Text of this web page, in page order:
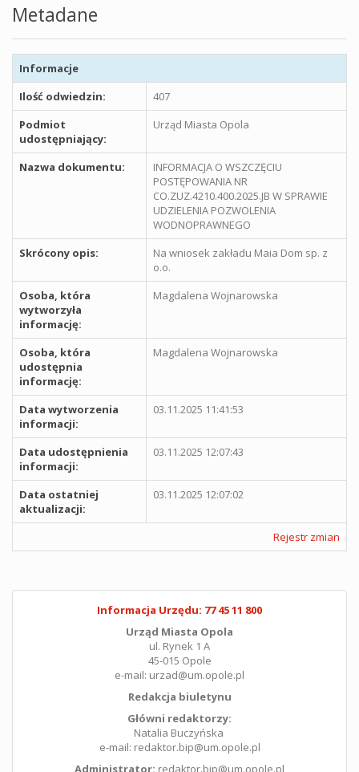
Metadane
Informacje
Ilość odwiedzin:
407
Podmiot
udostępniający:
Urząd Miasta Opola
Nazwa dokumentu:
INFORMACJA O WSZCZĘCIU
POSTĘPOWANIA NR
CO.ZUZ.4210.400.2025.JB W SPRAWIE
UDZIELENIA POZWOLENIA
WODNOPRAWNEGO
Skrócony opis:
Na wniosek zakładu Maia Dom sp. z
o.o.
Osoba, która
wytworzyła
informację:
Magdalena Wojnarowska
Osoba, która
udostępnia
informację:
Magdalena Wojnarowska
Data wytworzenia
informacji:
03.11.2025 11:41:53
Data udostępnienia
informacji:
03.11.2025 12:07:43
Data ostatniej
aktualizacji:
03.11.2025 12:07:02
Rejestr zmian
Informacja Urzędu: 77 45 11 800
Urząd Miasta Opola
ul. Rynek 1 A
45-015 Opole
e-mail: urzad@um.opole.pl
Redakcja biuletynu
Główni redaktorzy:
Natalia Buczyńska
e-mail: redaktor.bip@um.opole.pl
Administrator: redaktor.bip@um.opole.pl